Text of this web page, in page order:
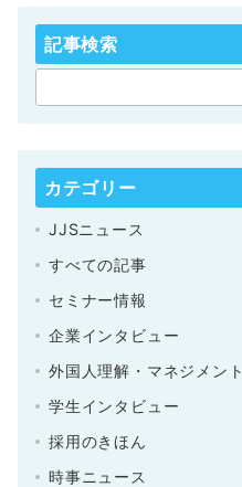
記事検索
カテゴリー
JJSニュース
すべての記事
セミナー情報
企業インタビュー
外国人理解・マネジメント
学生インタビュー
採用のきほん
時事ニュース